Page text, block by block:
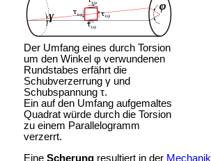
Der Umfang eines durch Torsion
um den Winkel φ verwundenen
Rundstabes erfährt die
Schubverzerrung γ und
Schubspannung τ.
Ein auf den Umfang aufgemaltes
Quadrat würde durch die Torsion
zu einem Parallelogramm
verzerrt.
Eine Scherungresultiert in der Mechanik